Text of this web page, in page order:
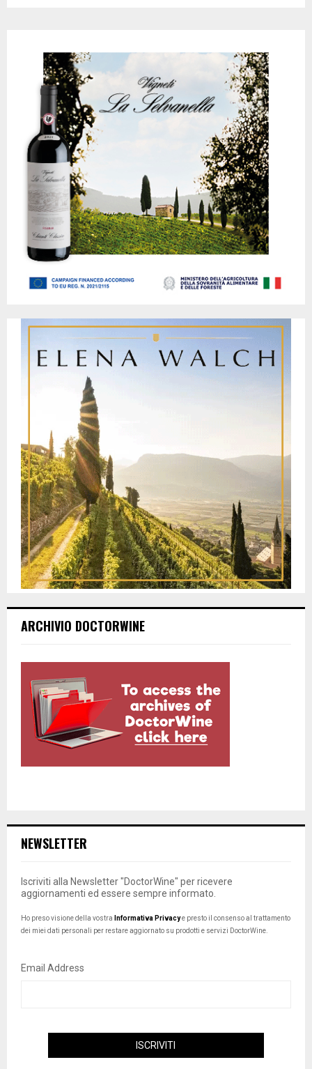
ARCHIVIO DOCTORWINE
NEWSLETTER
Iscriviti alla Newsletter "DoctorWine" per ricevere
aggiornamenti ed essere sempre informato.
Ho preso visione della vostra Informativa Privacye presto il consenso al trattamento
dei miei dati personali per restare aggiornato su prodotti e servizi DoctorWine.
Email Address